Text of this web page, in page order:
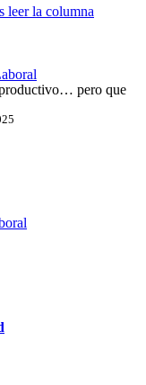
leer la columna